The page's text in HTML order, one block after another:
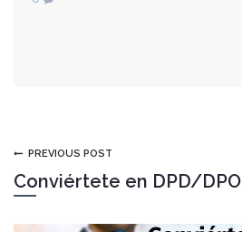
PREVIOUS POST
Conviértete en DPD/DPO